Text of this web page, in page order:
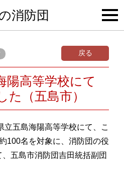
消防団
戻る
陽高等学校にて
た（五島市）
五島海陽高等学校にて、こ
100名を対象に、消防団の役
五島市消防団吉田統括副団